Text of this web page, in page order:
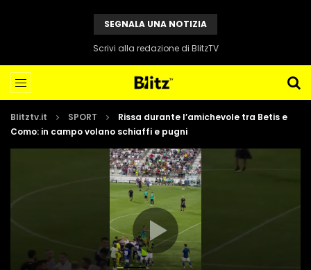
SEGNALA UNA NOTIZIA
Scrivi alla redazione di BlitzTV
Blitztv.it SPORT
Rissa durante l’amichevole tra Betis e
Como: in campo volano schiaffi e pugni